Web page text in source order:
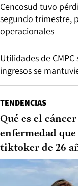
Cencosud tuvo
segundo trimestre,
operacionales
Utilidades de
ingresos se
TENDENCIAS
Qué es el
enfermedad
tiktoker de 26